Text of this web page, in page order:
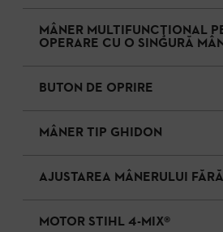
MÂNER MULTIFUNCȚIONAL
OPERARE CU O SINGURĂ
BUTON DE OPRIRE
MÂNER TIP GHIDON
AJUSTAREA MÂNERULUI
MOTOR STIHL 4-MIX®